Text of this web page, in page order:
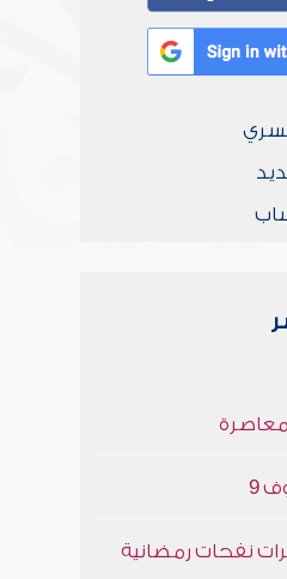
9
نفحات رمضانية